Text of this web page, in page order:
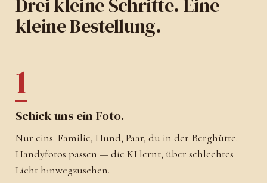
Drei kleine Schritte. Eine
kleine Bestellung.
1
Schick uns ein Foto.
Nur eins. Familie, Hund, Paar, du in der Berghütte.
Handyfotos passen — die KI lernt, über schlechtes
Licht hinwegzusehen.